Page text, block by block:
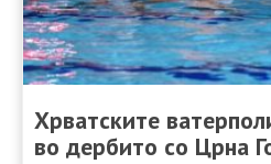
Хрватските
во дербито со Црна